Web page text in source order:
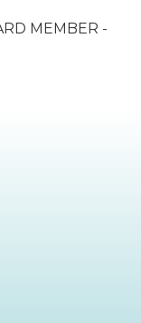
MEMBER -